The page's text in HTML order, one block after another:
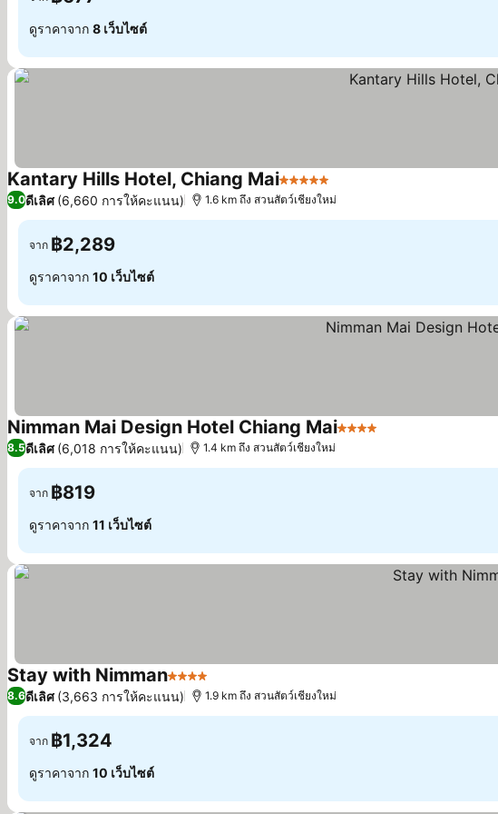
ดูราคาจาก 8 เว็บไซต์
Kantary Hills Hotel, Chiang Mai5 ดาว
9.0ดีเลิศ (6,660 การให้คะแนน) 1.6 km ถึง สวนสัตว์เชียงใหม่
จาก ฿2,289
ดูราคาจาก 10 เว็บไซต์
Nimman Mai Design Hotel Chiang Mai4 ดาว
8.5ดีเลิศ (6,018 การให้คะแนน) 1.4 km ถึง สวนสัตว์เชียงใหม่
จาก ฿819
ดูราคาจาก 11 เว็บไซต์
Stay with Nimman4 ดาว
8.6ดีเลิศ (3,663 การให้คะแนน) 1.9 km ถึง สวนสัตว์เชียงใหม่
จาก ฿1,324
ดูราคาจาก 10 เว็บไซต์